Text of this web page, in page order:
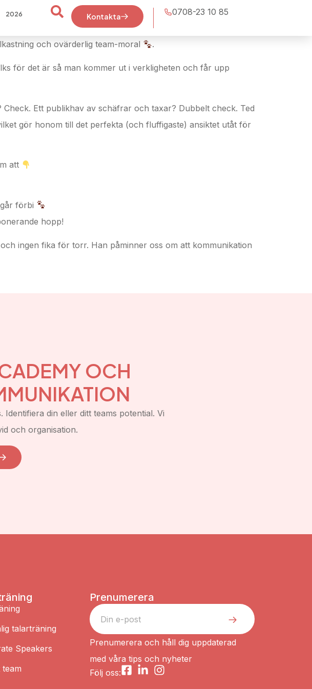
2026 Kontakta 0708-23 10 85
och ovärderlig team-moral .
för det är så man kommer ut i verkligheten och får upp
Ett publikhav av schäfrar och taxar? Dubbelt check. Ted
gör honom till det perfekta (och fluffigaste) ansiktet utåt för
att
förbi
hopp!
ingen fika för torr. Han påminner oss om att kommunikation
OCH
din eller ditt teams potential. Vi
och organisation.
talarträning
Speakers
team
Prenumerera
Prenumerera och håll dig uppdaterad
med våra tips och nyheter
Följ oss: